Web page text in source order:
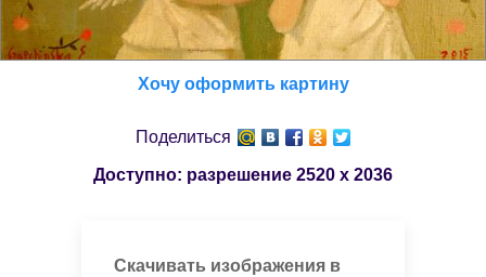
Хочу оформить картину
Поделиться
Доступно: разрешение 2520 x 2036
Скачивать изображения в